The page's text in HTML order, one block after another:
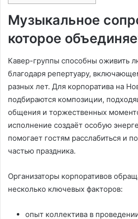
Музыкальное
которое
Кавер-группы способны оживить
благодаря репертуару,
разных лет. Для корпоратива на
подбираются композиции,
общения и торжественных
исполнение создаёт особую
помогает гостям расслабиться и
частью праздника.
Организаторы корпоративов
несколько ключевых факторов:
опыт коллектива в